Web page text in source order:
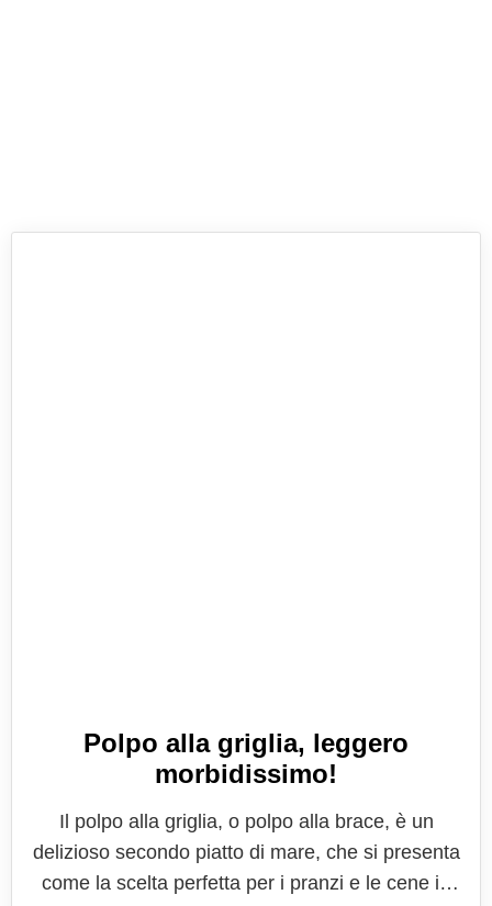
Polpo alla griglia, leggero
morbidissimo!
Il polpo alla griglia, o polpo alla brace, è un
delizioso secondo piatto di mare, che si presenta
come la scelta perfetta per i pranzi e le cene in